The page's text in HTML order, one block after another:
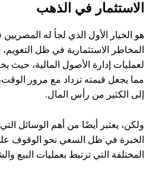
الاستثمار في الذهب
هو الخيار الأول الذي لجأ له
المخاطر الاستثمارية في ظل التعويم،
لعمليات إدارة الأصول المالية، حيث
مما يجعل قيمته تزداد مع مرور الوقت،
إلى الكثير من رأس المال.
ولكن، يعتبر أيضًا من أهم الوسائل التي
الخبرة في ظل السعي نحو الوقوف
المختلفة التي ترتبط بعمليات البيع